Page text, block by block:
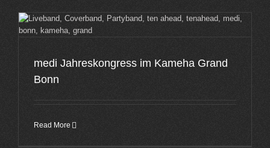
medi Jahreskongress im Kameha Grand
Bonn
Read More